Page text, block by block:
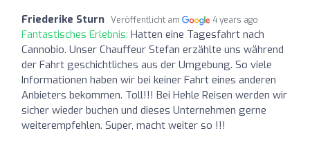
Friederike Sturn Veröffentlicht am 4 years ago
Fantastisches Erlebnis: Hatten eine Tagesfahrt nach
Cannobio. Unser Chauffeur Stefan erzählte uns während
der Fahrt geschichtliches aus der Umgebung. So viele
Informationen haben wir bei keiner Fahrt eines anderen
Anbieters bekommen. Toll!!! Bei Hehle Reisen werden wir
sicher wieder buchen und dieses Unternehmen gerne
weiterempfehlen. Super, macht weiter so !!!